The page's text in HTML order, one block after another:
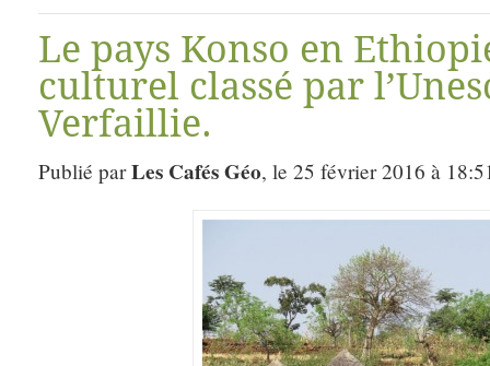
Le pays Konso en
culturel classé par
Verfaillie.
Publié parLes Cafés Géo, le 25 février 2016 à